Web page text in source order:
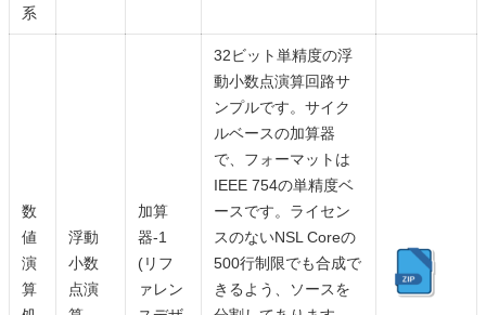
系
数
値
演
算
浮動
小数
点演
加算
器-1
(リフ
ァレン
32ビット単精度の浮
動小数点演算回路サ
ンプルです。サイク
ルベースの加算器
で、フォーマットは
IEEE 754の単精度ベ
ースです。ライセン
スのないNSL Coreの
500行制限でも合成で
きるよう、ソースを